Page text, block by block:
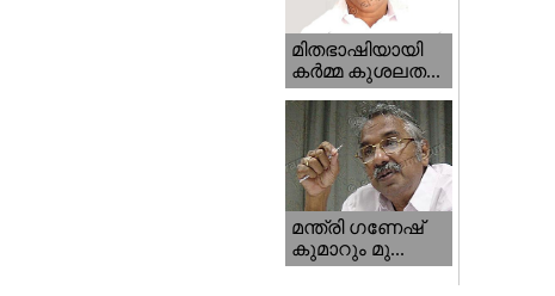
മിതഭാഷിയായി
കര്‍മ്മ കുശലത...
മന്ത്രി ഗണേഷ്‌
കുമാറും മു...